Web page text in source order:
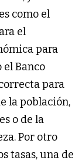
como el
el
para
Banco
para
la población,
o de la
Por otro
tasas, una de